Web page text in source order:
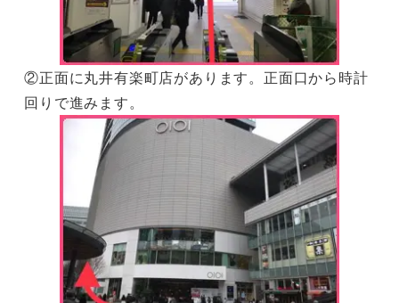
②正面に丸井有楽町店があります。正面口から時計
回りで進みます。